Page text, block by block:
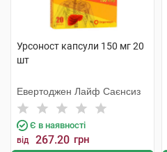
Урсоност капсули 150 мг 20
шт
Евертоджен Лайф Саєнсиз
Є в наявності
від 267.20 грн